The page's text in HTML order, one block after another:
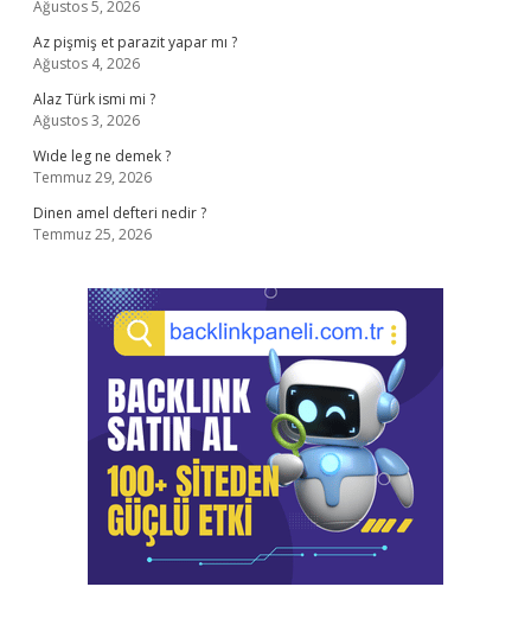
Ağustos 5, 2026
Az pişmiş et parazit yapar mı ?
Ağustos 4, 2026
Alaz Türk ismi mi ?
Ağustos 3, 2026
Wıde leg ne demek ?
Temmuz 29, 2026
Dinen amel defteri nedir ?
Temmuz 25, 2026